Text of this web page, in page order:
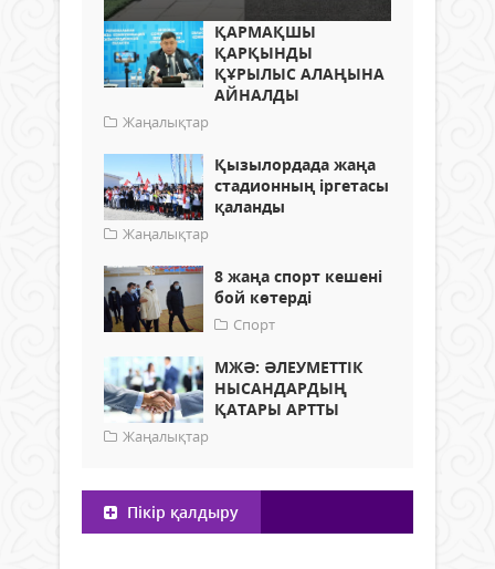
ҚАРМАҚШЫ
ҚАРҚЫНДЫ
ҚҰРЫЛЫС АЛАҢЫНА
АЙНАЛДЫ
Жаңалықтар
Қызылордада жаңа
стадионның іргетасы
қаланды
Жаңалықтар
8 жаңа спорт кешені
бой көтерді
Спорт
МЖӘ: ӘЛЕУМЕТТІК
НЫСАНДАРДЫҢ
ҚАТАРЫ АРТТЫ
Жаңалықтар
Пікір қалдыру